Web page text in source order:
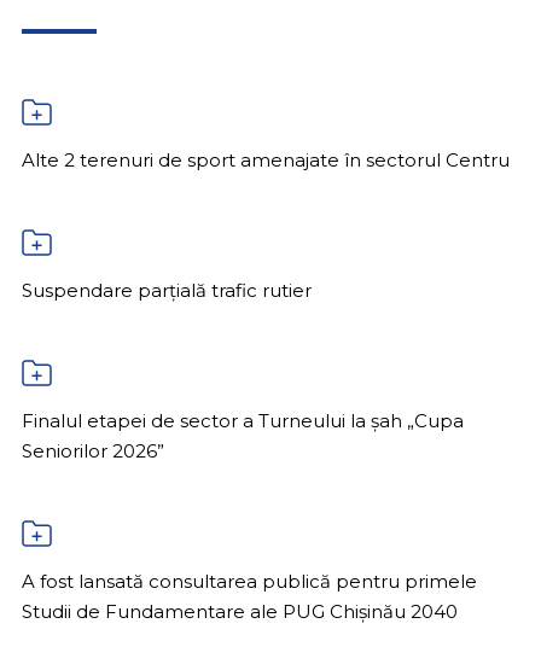
Alte 2 terenuri de sport amenajate în sectorul Centru
Suspendare parțială trafic rutier
Finalul etapei de sector a Turneului la șah „Cupa
Seniorilor 2026”
A fost lansată consultarea publică pentru primele
Studii de Fundamentare ale PUG Chișinău 2040